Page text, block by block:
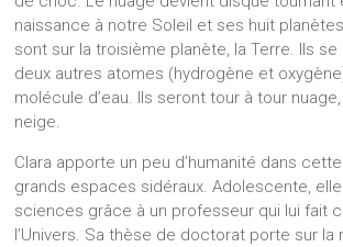
naissance à notre Soleil et ses huit
sont sur la troisième planète, la Terre. Ils
deux autres atomes (hydrogène et
molécule d’eau. Ils seront tour à tour nuage,
neige.
Clara apporte un peu d’humanité dans
grands espaces sidéraux. Adolescente, elle
sciences grâce à un professeur qui lui fait
l’Univers. Sa thèse de doctorat porte sur la